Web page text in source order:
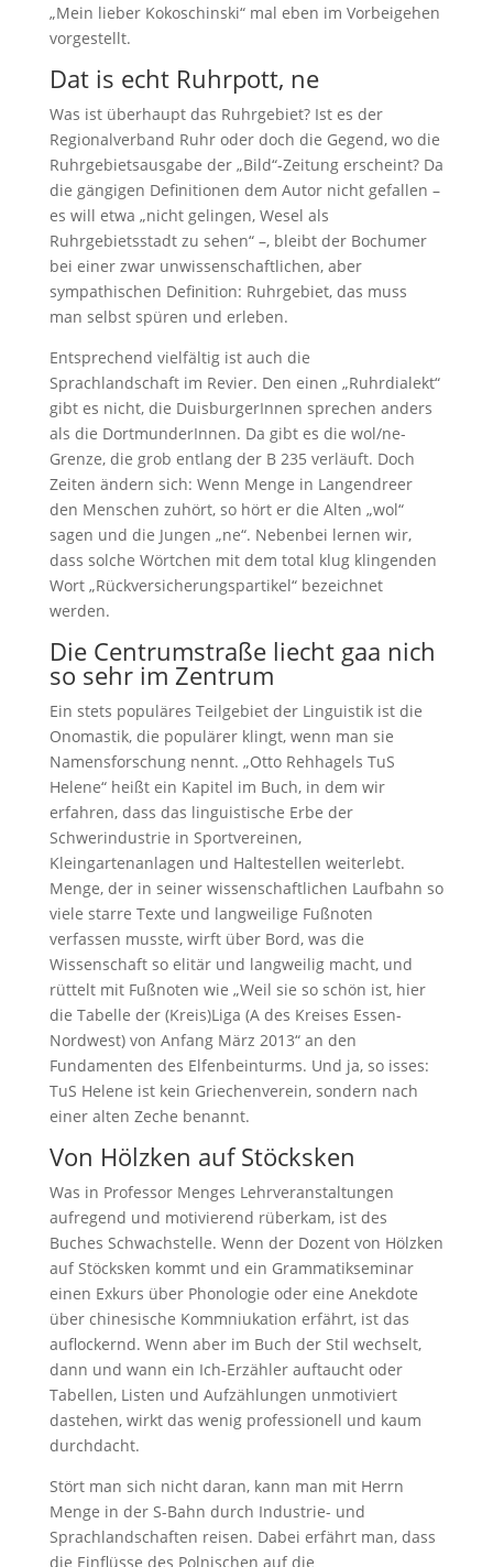
„Mein lieber Kokoschinski“ mal eben im Vorbeigehen
vorgestellt.
Dat is echt Ruhrpott, ne
Was ist überhaupt das Ruhrgebiet? Ist es der
Regionalverband Ruhr oder doch die Gegend, wo die
Ruhrgebietsausgabe der „Bild“-Zeitung erscheint? Da
die gängigen Definitionen dem Autor nicht gefallen –
es will etwa „nicht gelingen, Wesel als
Ruhrgebietsstadt zu sehen“ –, bleibt der Bochumer
bei einer zwar unwissenschaftlichen, aber
sympathischen Definition: Ruhrgebiet, das muss
man selbst spüren und erleben.
Entsprechend vielfältig ist auch die
Sprachlandschaft im Revier. Den einen „Ruhrdialekt“
gibt es nicht, die DuisburgerInnen sprechen anders
als die DortmunderInnen. Da gibt es die wol/ne-
Grenze, die grob entlang der B 235 verläuft. Doch
Zeiten ändern sich: Wenn Menge in Langendreer
den Menschen zuhört, so hört er die Alten „wol“
sagen und die Jungen „ne“. Nebenbei lernen wir,
dass solche Wörtchen mit dem total klug klingenden
Wort „Rückversicherungspartikel“ bezeichnet
werden.
Die Centrumstraße liecht gaa nich
so sehr im Zentrum
Ein stets populäres Teilgebiet der Linguistik ist die
Onomastik, die populärer klingt, wenn man sie
Namensforschung nennt. „Otto Rehhagels TuS
Helene“ heißt ein Kapitel im Buch, in dem wir
erfahren, dass das linguistische Erbe der
Schwerindustrie in Sportvereinen,
Kleingartenanlagen und Haltestellen weiterlebt.
Menge, der in seiner wissenschaftlichen Laufbahn so
viele starre Texte und langweilige Fußnoten
verfassen musste, wirft über Bord, was die
Wissenschaft so elitär und langweilig macht, und
rüttelt mit Fußnoten wie „Weil sie so schön ist, hier
die Tabelle der (Kreis)Liga (A des Kreises Essen-
Nordwest) von Anfang März 2013“ an den
Fundamenten des Elfenbeinturms. Und ja, so isses:
TuS Helene ist kein Griechenverein, sondern nach
einer alten Zeche benannt.
Von Hölzken auf Stöcksken
Was in Professor Menges Lehrveranstaltungen
aufregend und motivierend rüberkam, ist des
Buches Schwachstelle. Wenn der Dozent von Hölzken
auf Stöcksken kommt und ein Grammatikseminar
einen Exkurs über Phonologie oder eine Anekdote
über chinesische Kommniukation erfährt, ist das
auflockernd. Wenn aber im Buch der Stil wechselt,
dann und wann ein Ich-Erzähler auftaucht oder
Tabellen, Listen und Aufzählungen unmotiviert
dastehen, wirkt das wenig professionell und kaum
durchdacht.
Stört man sich nicht daran, kann man mit Herrn
Menge in der S-Bahn durch Industrie- und
Sprachlandschaften reisen. Dabei erfährt man, dass
die Einflüsse des Polnischen auf die